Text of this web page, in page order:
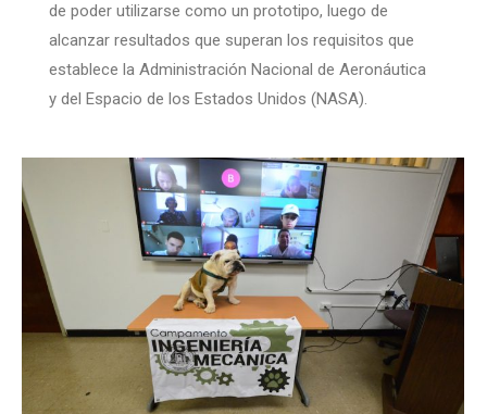
de poder utilizarse como un prototipo, luego de
alcanzar resultados que superan los requisitos que
establece la Administración Nacional de Aeronáutica
y del Espacio de los Estados Unidos (NASA).